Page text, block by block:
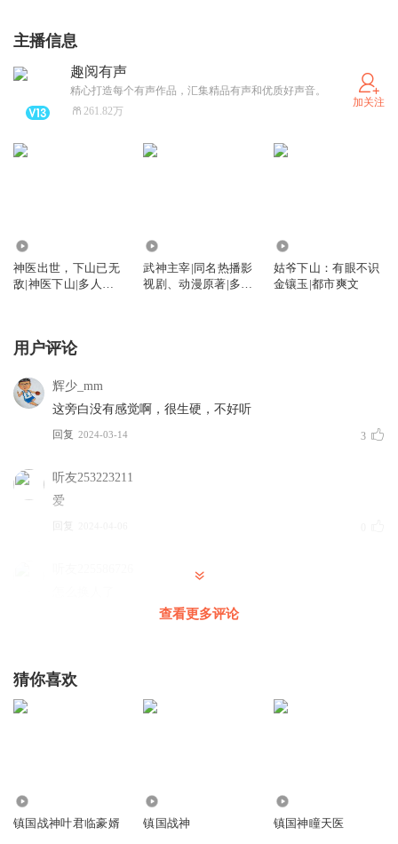
主播信息
趣阅有声
精心打造每个有声作品，汇集精品有声和优质好声音。
261.82万
加关注
神医出世，下山已无
敌|神医下山|多人有
武神主宰|同名热播影
视剧、动漫原著|多人
姑爷下山：有眼不识
金镶玉|都市爽文
用户评论
辉少_mm
这旁白没有感觉啊，很生硬，不好听
回复 2024-03-14 3
听友253223211
爱
回复
没有感觉，念书似的
查看更多评论
猜你喜欢
镇国战神叶君临豪婿 镇国战神 镇国神瞳天医